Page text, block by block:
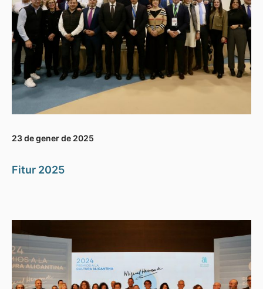
23 de gener de 2025
Fitur 2025